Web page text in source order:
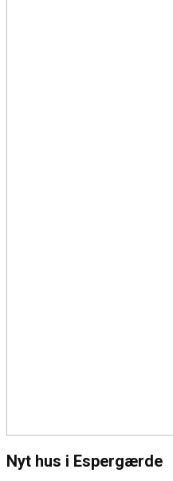
Nyt hus i Espergærde